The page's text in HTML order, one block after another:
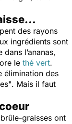
des rayons
ingrédients sont
l’ananas,
le thé vert.
élimination des
. Mais il faut
graisses ont